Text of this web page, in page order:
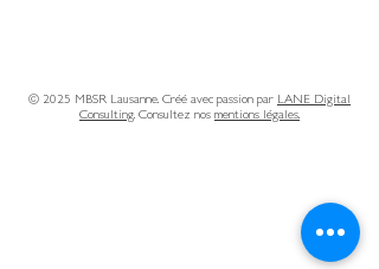
© 2025 MBSR Lausanne. Créé avec passion par LANE Digital
Consulting. Consultez nos mentions légales.